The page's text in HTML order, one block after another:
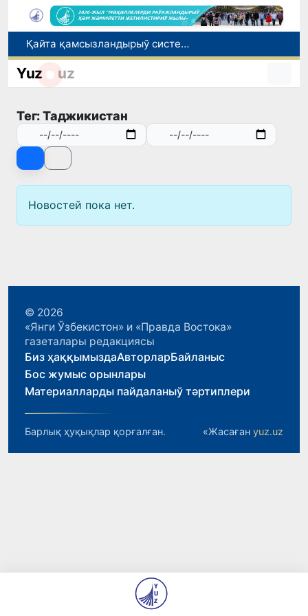
Қайта қамсызландырыў системасы тез раўажланып атырған Өзбекстан экономикасы ушын не береди?
Ташкент аўыр атлетика бойынша Азия чемпионатына таярланбақта
Елимиз дөретиўшилери өз кәсиби ҳәм мийнети менен мақтанады
Yuz uz
Тег: Таджикистан
Новостей пока нет.
© 2026
«Янги Ўзбекистон» и «Правда Востока»
газеталары редакциясы
Биз ҳаққымыздаАвторларБайланыс
Бос жумыс орынлары
Материалларды пайдаланыў тәртиплери
Барлық ҳуқықлар қорғалған. «Жасаған yuz.uz